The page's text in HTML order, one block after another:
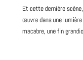
Et cette dernière
œuvre dans une
macabre, une fin